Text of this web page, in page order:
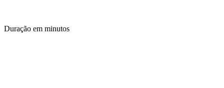
Duração em minutos